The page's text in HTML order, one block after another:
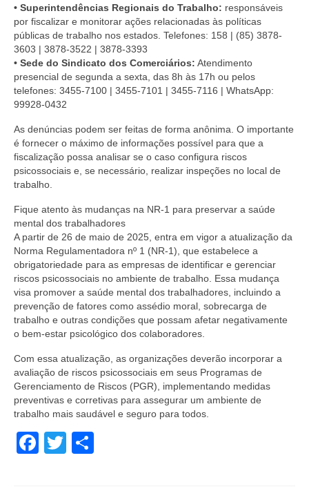
• Superintendências Regionais do Trabalho: responsáveis
por fiscalizar e monitorar ações relacionadas às políticas
públicas de trabalho nos estados. Telefones: 158 | (85) 3878-
3603 | 3878-3522 | 3878-3393
• Sede do Sindicato dos Comerciários: Atendimento
presencial de segunda a sexta, das 8h às 17h ou pelos
telefones: 3455-7100 | 3455-7101 | 3455-7116 | WhatsApp:
99928-0432
As denúncias podem ser feitas de forma anônima. O importante
é fornecer o máximo de informações possível para que a
fiscalização possa analisar se o caso configura riscos
psicossociais e, se necessário, realizar inspeções no local de
trabalho.
Fique atento às mudanças na NR-1 para preservar a saúde
mental dos trabalhadores
A partir de 26 de maio de 2025, entra em vigor a atualização da
Norma Regulamentadora nº 1 (NR-1), que estabelece a
obrigatoriedade para as empresas de identificar e gerenciar
riscos psicossociais no ambiente de trabalho. Essa mudança
visa promover a saúde mental dos trabalhadores, incluindo a
prevenção de fatores como assédio moral, sobrecarga de
trabalho e outras condições que possam afetar negativamente
o bem-estar psicológico dos colaboradores.
Com essa atualização, as organizações deverão incorporar a
avaliação de riscos psicossociais em seus Programas de
Gerenciamento de Riscos (PGR), implementando medidas
preventivas e corretivas para assegurar um ambiente de
trabalho mais saudável e seguro para todos.
Facebook
Twitter